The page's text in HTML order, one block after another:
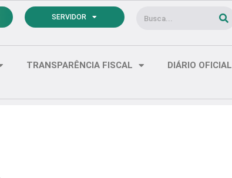
SERVIDOR Pesquisar
TRANSPARÊNCIA FISCAL DIÁRIO OFICIAL